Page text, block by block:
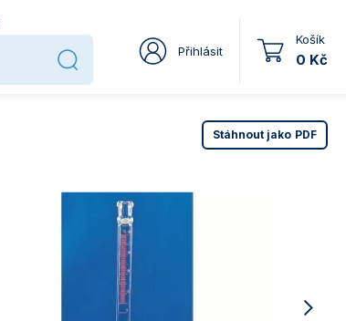
Přihlásit
Košík
0 Kč
Stáhnout jako PDF